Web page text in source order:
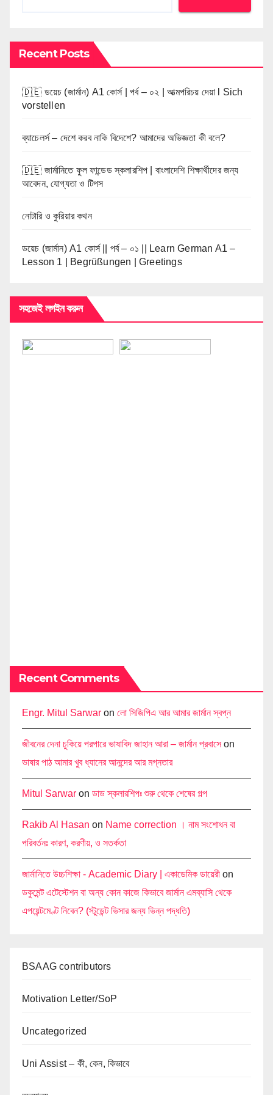
Recent Posts
🇩🇪 ডয়েচ (জার্মান) A1 কোর্স | পর্ব – ০২ | আত্মপরিচয় দেয়া l Sich
vorstellen
ব্যাচেলর্স – দেশে করব নাকি বিদেশে? আমাদের অভিজ্ঞতা কী বলে?
🇩🇪 জার্মানিতে ফুল ফান্ডেড স্কলারশিপ | বাংলাদেশি শিক্ষার্থীদের জন্য
আবেদন, যোগ্যতা ও টিপস
নোটারি ও কুরিয়ার কথন
ডয়েচ (জার্মান) A1 কোর্স || পর্ব – ০১ || Learn German A1 –
Lesson 1 | Begrüßungen | Greetings
সহজেই লগইন করুন
Recent Comments
Engr. Mitul Sarwar on লো সিজিপিএ আর আমার জার্মান স্বপ্ন
জীবনের দেনা চুকিয়ে পরপারে ভাষাবিদ জাহান আরা – জার্মান প্রবাসেon
ভাষার পাঠ আমার খুব ধ্যানের আনন্দের আর মগ্নতার
Mitul Sarwar on ডাড স্কলারশিপঃ শুরু থেকে শেষের গল্প
Rakib Al Hasan on Name correction । নাম সংশোধন বা
পরিবর্তনঃ কারণ, করণীয়, ও সতর্কতা
জার্মানিতে উচ্চশিক্ষা - Academic Diary | একাডেমিক ডায়েরী on
ডকুমেন্ট এটেস্টেশন বা অন্য কোন কাজে কিভাবে জার্মান এমব্যাসি থেকে
এপয়েন্টমেণ্ট নিবেন? (স্টুডেন্ট ভিসার জন্য ভিন্ন পদ্ধতি)
BSAAG contributors
Motivation Letter/SoP
Uncategorized
Uni Assist – কী, কেন, কিভাবে